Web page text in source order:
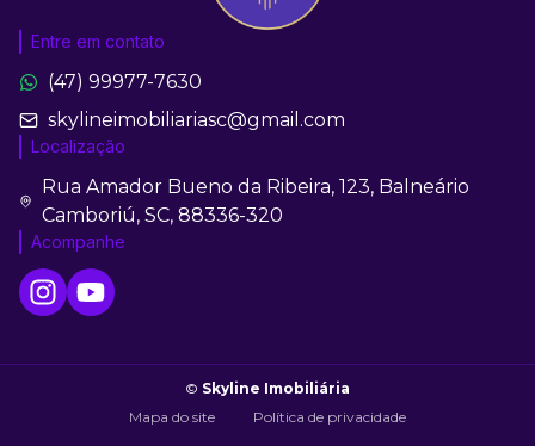
Entre em contato
(47) 99977-7630
skylineimobiliariasc@gmail.com
Localização
Rua Amador Bueno da Ribeira, 123, Balneário
Camboriú, SC, 88336-320
Acompanhe
© Skyline Imobiliária
Mapa do site
Política de privacidade